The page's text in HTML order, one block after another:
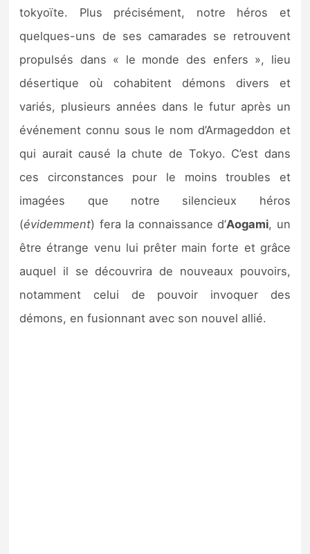
tokyoïte. Plus précisément, notre héros et
quelques-uns de ses camarades se retrouvent
propulsés dans « le monde des enfers », lieu
désertique où cohabitent démons divers et
variés, plusieurs années dans le futur après un
événement connu sous le nom d’Armageddon et
qui aurait causé la chute de Tokyo. C’est dans
ces circonstances pour le moins troubles et
imagées que notre silencieux héros
(évidemment) fera la connaissance d’Aogami, un
être étrange venu lui prêter main forte et grâce
auquel il se découvrira de nouveaux pouvoirs,
notamment celui de pouvoir invoquer des
démons, en fusionnant avec son nouvel allié.